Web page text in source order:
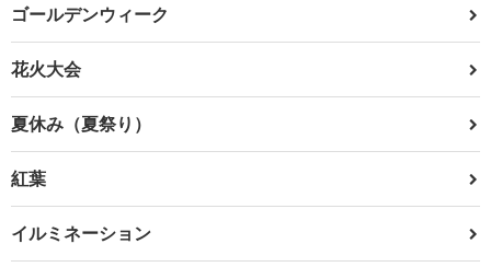
ゴールデンウィーク
花火大会
夏休み（夏祭り）
紅葉
イルミネーション